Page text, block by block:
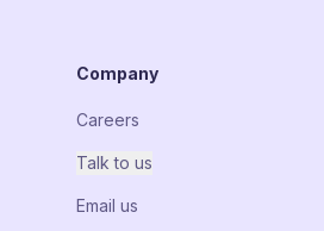
Company
Careers
Talk to us
Email us